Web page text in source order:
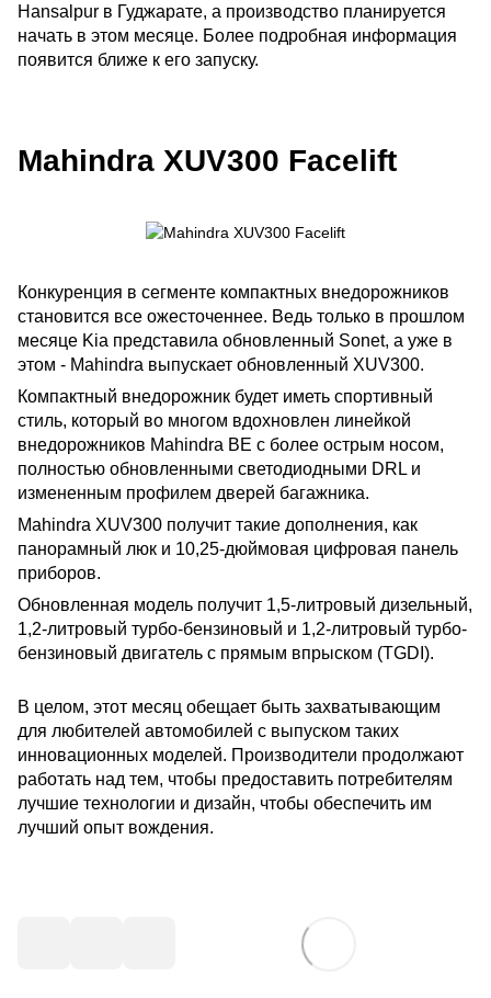
Hansalpur в Гуджарате, а производство планируется
начать в этом месяце. Более подробная информация
появится ближе к его запуску.
Mahindra XUV300 Facelift
Конкуренция в сегменте компактных внедорожников
становится все ожесточеннее. Ведь только в прошлом
месяце Kia представила обновленный Sonet, а уже в
этом - Mahindra выпускает обновленный XUV300.
Компактный внедорожник будет иметь спортивный
стиль, который во многом вдохновлен линейкой
внедорожников Mahindra BE с более острым носом,
полностью обновленными светодиодными DRL и
измененным профилем дверей багажника.
Mahindra XUV300 получит такие дополнения, как
панорамный люк и 10,25-дюймовая цифровая панель
приборов.
Обновленная модель получит 1,5-литровый дизельный,
1,2-литровый турбо-бензиновый и 1,2-литровый турбо-
бензиновый двигатель с прямым впрыском (TGDI).
В целом, этот месяц обещает быть захватывающим
для любителей автомобилей с выпуском таких
инновационных моделей. Производители продолжают
работать над тем, чтобы предоставить потребителям
лучшие технологии и дизайн, чтобы обеспечить им
лучший опыт вождения.